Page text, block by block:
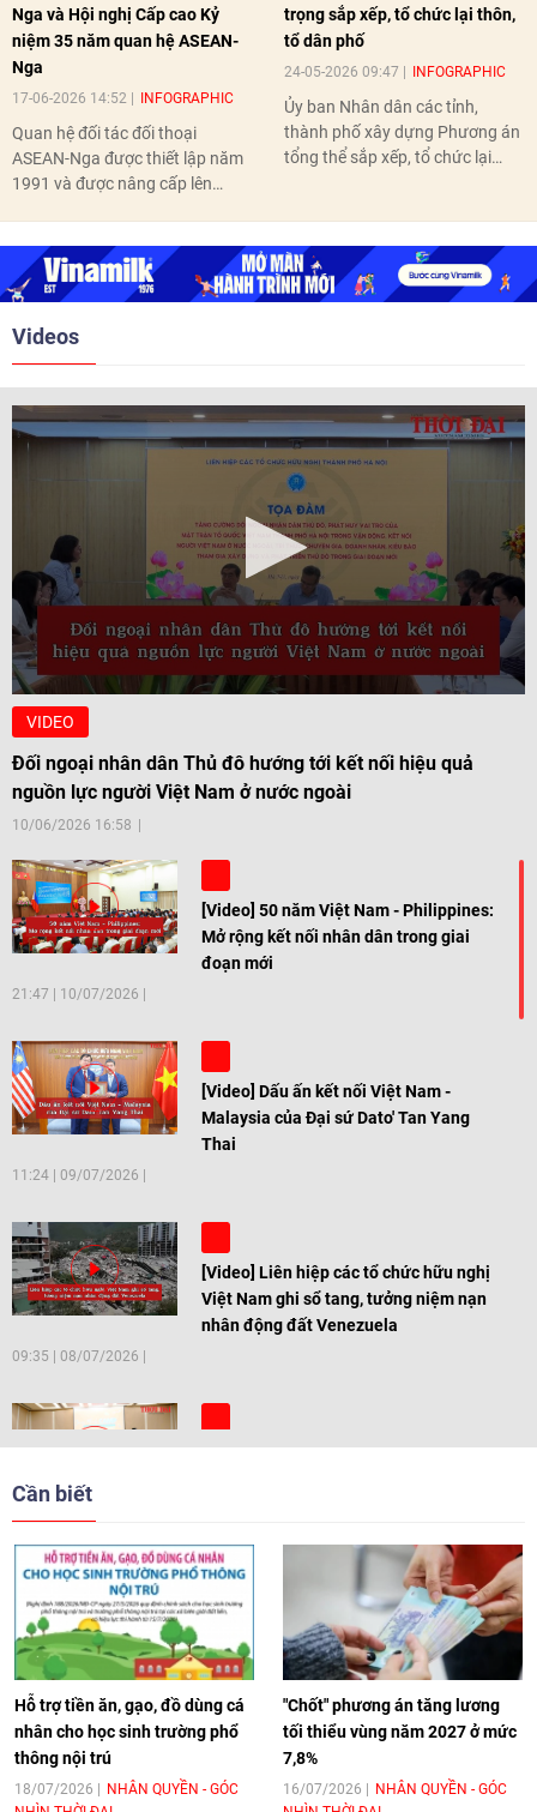
Nga và Hội nghị Cấp cao Kỷ
niệm 35 năm quan hệ ASEAN-
Nga
17-06-2026 14:52 INFOGRAPHIC
Quan hệ đối tác đối thoại
ASEAN-Nga được thiết lập năm
1991 và được nâng cấp lên
nghị Cấp cao vào các năm 2005,
2010, 2016, 2018, 2021.
trọng sắp xếp, tổ chức lại thôn,
tổ dân phố
24-05-2026 09:47 INFOGRAPHIC
Ủy ban Nhân dân các tỉnh,
thành phố xây dựng Phương án
tổng thể sắp xếp, tổ chức lại
Videos
VIDEO
Đối ngoại nhân dân Thủ đô hướng tới kết nối hiệu quả
nguồn lực người Việt Nam ở nước ngoài
10/06/2026 16:58
[Video] 50 năm Việt Nam - Philippines:
Mở rộng kết nối nhân dân trong giai
đoạn mới
21:47 10/07/2026
[Video] Dấu ấn kết nối Việt Nam -
Malaysia của Đại sứ Dato' Tan Yang
Thai
11:24 09/07/2026
[Video] Liên hiệp các tổ chức hữu nghị
Việt Nam ghi sổ tang, tưởng niệm nạn
nhân động đất Venezuela
09:35 08/07/2026
[Video] Trẻ em Đông Á cùng kiến tạo
[Video] Âm nhạc flamenco gắn kết văn
hoá Việt Nam - Tây Ban Nha
11:10 17/06/2026
[Video] Trao tặng Kỷ niệm chương "Vì
hòa bình, hữu nghị giữa các dân tộc"
Cần biết
Hỗ trợ tiền ăn, gạo, đồ dùng cá
nhân cho học sinh trường phổ
thông nội trú
18/07/2026
NHÂN QUYỀN - GÓC
"Chốt" phương án tăng lương
tối thiểu vùng năm 2027 ở mức
7,8%
16/07/2026
NHÂN QUYỀN - GÓC